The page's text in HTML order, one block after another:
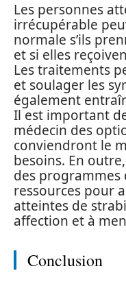
Les personnes
irrécupérable
normale s’ils
et si elles
Les traitements
et soulager les
également
Il est important
médecin des
conviendront le
besoins. En
des programmes
ressources pour
atteintes de
affection et à
Conclusion